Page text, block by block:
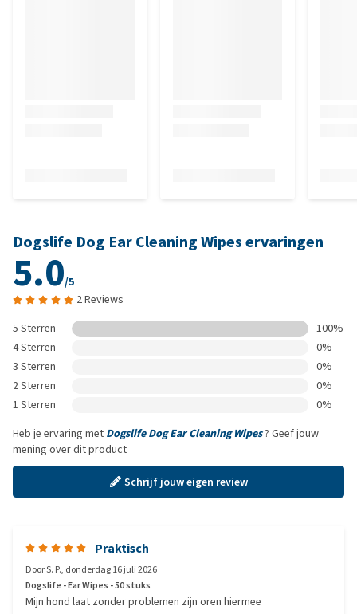
Dogslife Dog Ear Cleaning Wipes ervaringen
5.0/5
2 Reviews
5 Sterren
100%
4 Sterren
0%
3 Sterren
0%
2 Sterren
0%
1 Sterren
0%
Heb je ervaring met Dogslife Dog Ear Cleaning Wipes? Geef jouw
mening over dit product
Schrijf jouw eigen review
Praktisch
DoorS. P., donderdag 16 juli 2026
Dogslife - Ear Wipes - 50 stuks
Mijn hond laat zonder problemen zijn oren hiermee